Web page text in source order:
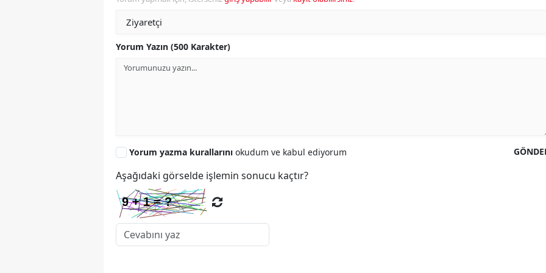
Yorum Yazın (500 Karakter)
Yorum yazma kurallarını okudum ve kabul ediyorum
Aşağıdaki görselde işlemin sonucu kaçtır?